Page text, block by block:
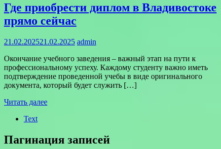
Где приобрести диплом в Владивостоке
прямо сейчас
21.02.202521.02.2025 admin
Окончание учебного заведения – важный этап на пути к
профессиональному успеху. Каждому студенту важно иметь
подтверждение проведенной учебы в виде оригинального
документа, который будет служить […]
Читать далее
Text
Пагинация записей